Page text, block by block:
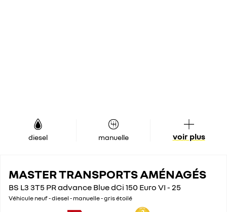
diesel manuelle voir plus
MASTER TRANSPORTS AMÉNAGÉS
BS L3 3T5 PR advance Blue dCi 150 Euro VI - 25
Véhicule neuf - diesel - manuelle - gris étoilé